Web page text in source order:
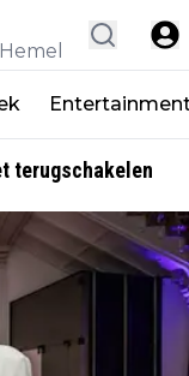
terugschakelen